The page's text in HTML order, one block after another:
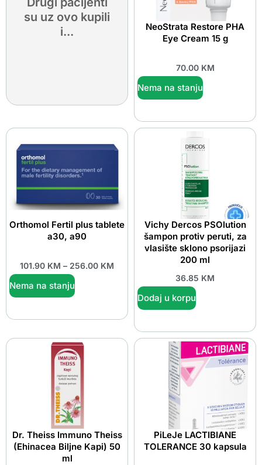
su uz ovo kupili
i...
NeoStrata Restore PHA
Eye Cream 15 g
70.00 KM
Nema na stanju
Orthomol Fertil plus tablete
a30, a90
101.90 KM – 256.00 KM
Nema na stanju
Vichy Dercos PSOlution
šampon protiv peruti, za
vlasište sklono psorijazi
200 ml
36.85 KM
Dodaj u korpu
Dr. Theiss Immuno Theiss
(Ehinacea Biljne Kapi) 50
ml
PiLeJe LACTIBIANE
TOLERANCE 30 kapsula